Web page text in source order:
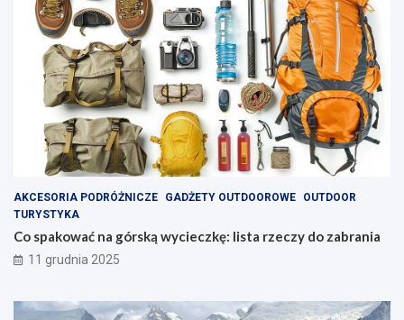
AKCESORIA PODRÓŻNICZE GADŻETY OUTDOOROWE
OUTDOOR
TURYSTYKA
Co spakować na górską wycieczkę: lista rzeczy do zabrania
11 grudnia 2025